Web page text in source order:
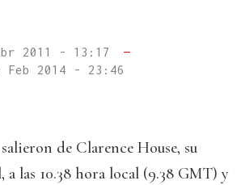
2011 - 13:17
—
Feb 2014 - 23:46
de Clarence House, su
las 10.38 hora local (9.38 GMT) y